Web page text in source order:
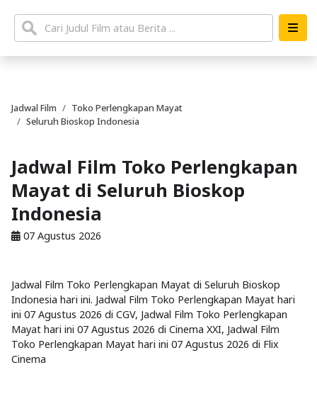
Jadwal Film
Toko Perlengkapan Mayat
Seluruh Bioskop Indonesia
Jadwal Film Toko Perlengkapan
Mayat di Seluruh Bioskop
Indonesia
07 Agustus 2026
Jadwal Film Toko Perlengkapan Mayat di Seluruh Bioskop
Indonesia hari ini. Jadwal Film Toko Perlengkapan Mayat hari
ini 07 Agustus 2026 di CGV, Jadwal Film Toko Perlengkapan
Mayat hari ini 07 Agustus 2026 di Cinema XXI, Jadwal Film
Toko Perlengkapan Mayat hari ini 07 Agustus 2026 di Flix
Cinema